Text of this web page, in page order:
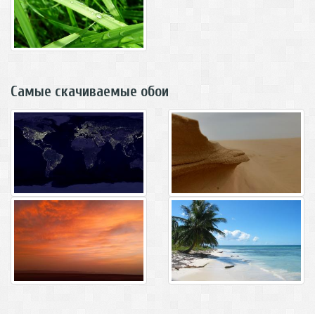
Самые скачиваемые обои